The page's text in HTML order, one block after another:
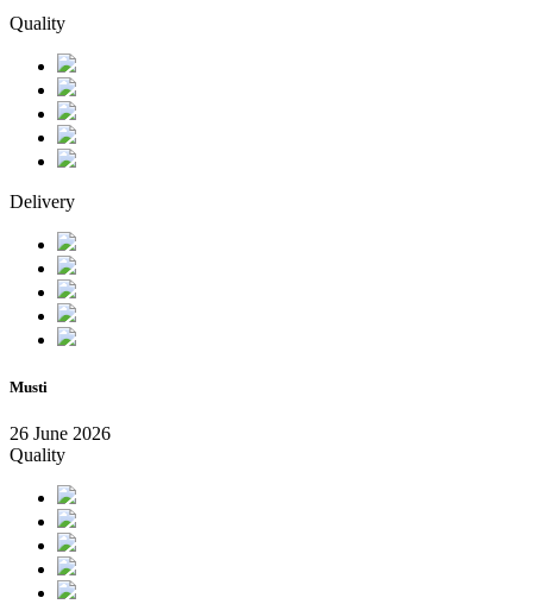
Quality
Delivery
Musti
26 June 2026
Quality